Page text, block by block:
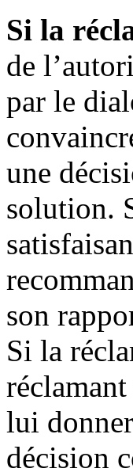
Si la
de
par le
une
solution.
son
Si la
lui
décision